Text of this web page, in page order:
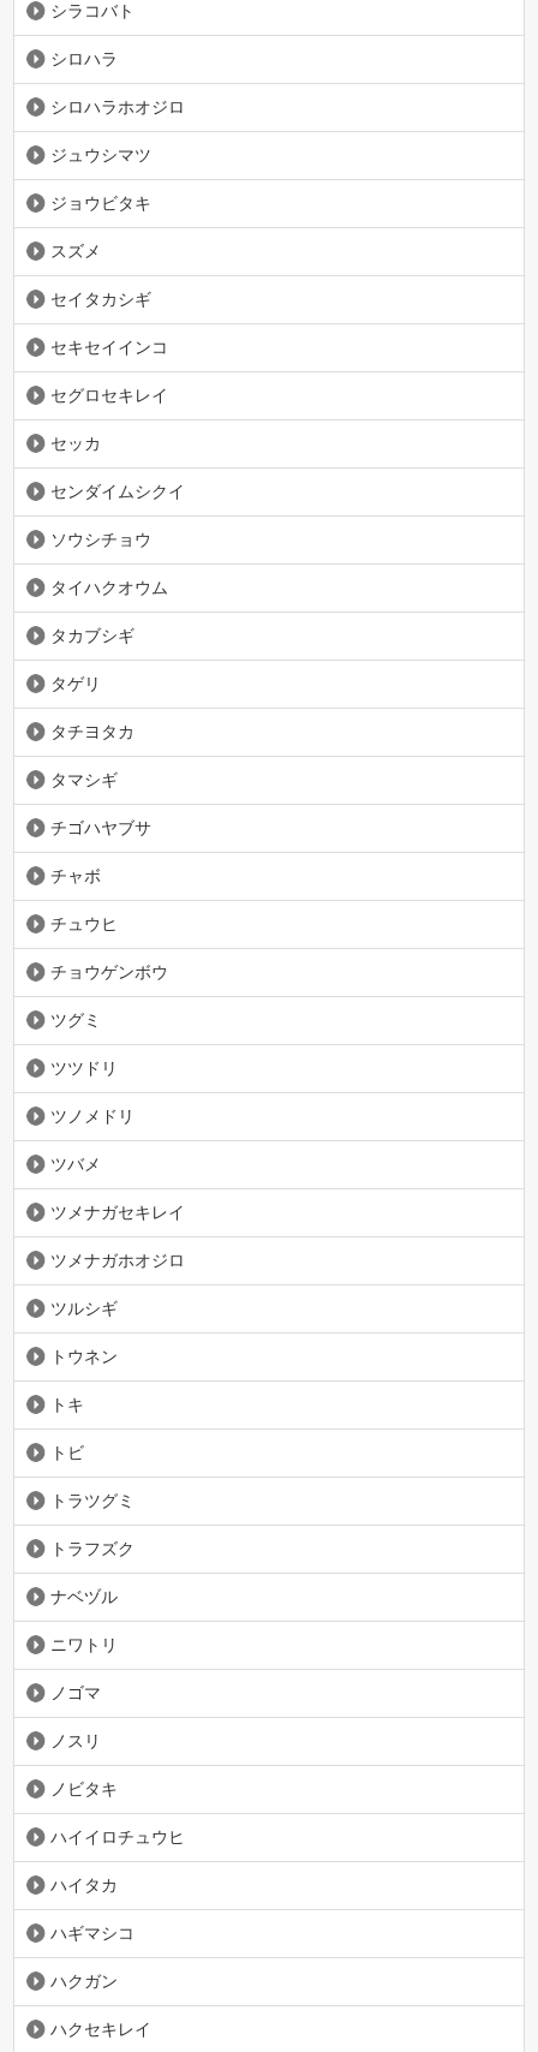
シラコバト
シロハラ
シロハラホオジロ
ジュウシマツ
ジョウビタキ
スズメ
セイタカシギ
セキセイインコ
セグロセキレイ
セッカ
センダイムシクイ
ソウシチョウ
タイハクオウム
タカブシギ
タゲリ
タチヨタカ
タマシギ
チゴハヤブサ
チャボ
チュウヒ
チョウゲンボウ
ツグミ
ツツドリ
ツノメドリ
ツバメ
ツメナガセキレイ
ツメナガホオジロ
ツルシギ
トウネン
トキ
トビ
トラツグミ
トラフズク
ナベヅル
ニワトリ
ノゴマ
ノスリ
ノビタキ
ハイイロチュウヒ
ハイタカ
ハギマシコ
ハクガン
ハクセキレイ